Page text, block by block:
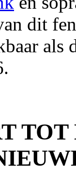
dit
als
TOT